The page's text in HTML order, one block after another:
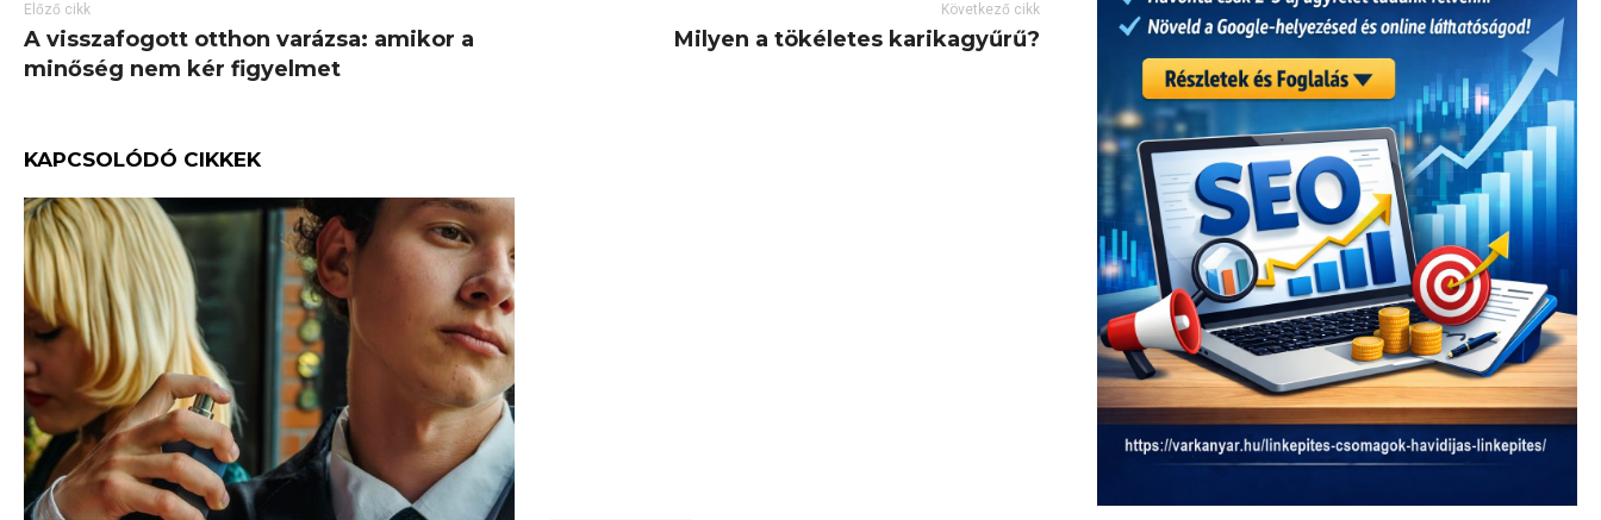
Előző cikk
A visszafogott otthon varázsa: amikor a
minőség nem kér figyelmet
Következő cikk
Milyen a tökéletes karikagyűrű?
KAPCSOLÓDÓ CIKKEK